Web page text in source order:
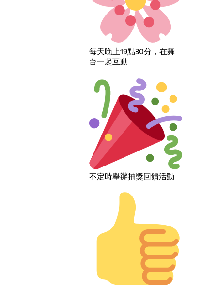
每天晚上19點30分，在舞
台一起互動
不定時舉辦抽獎回饋活動